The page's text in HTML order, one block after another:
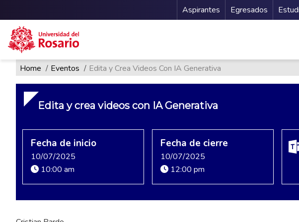
Pasar al contenido principal
Menu
Aspirantes Egresados
Ruta de navegación
Home Eventos Edita y Crea Videos Con IA Generativa
Edita y crea videos con IA Generativa
Fecha de inicio
10/07/2025
10:00 am
Fecha de cierre
10/07/2025
12:00 pm